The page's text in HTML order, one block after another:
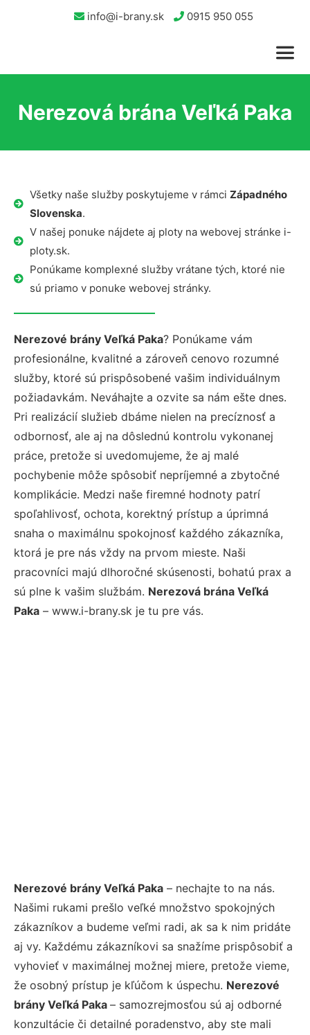
info@i-brany.sk 0915 950 055
Nerezová brána Veľká Paka
Všetky naše služby poskytujeme v rámci Západného
Slovenska.
V našej ponuke nájdete aj ploty na webovej stránke i-
ploty.sk.
Ponúkame komplexné služby vrátane tých, ktoré nie
sú priamo v ponuke webovej stránky.
Nerezové brány Veľká Paka? Ponúkame vám
profesionálne, kvalitné a zároveň cenovo rozumné
služby, ktoré sú prispôsobené vašim individuálnym
požiadavkám. Neváhajte a ozvite sa nám ešte dnes.
Pri realizácií služieb dbáme nielen na precíznosť a
odbornosť, ale aj na dôslednú kontrolu vykonanej
práce, pretože si uvedomujeme, že aj malé
pochybenie môže spôsobiť nepríjemné a zbytočné
komplikácie. Medzi naše firemné hodnoty patrí
spoľahlivosť, ochota, korektný prístup a úprimná
snaha o maximálnu spokojnosť každého zákazníka,
ktorá je pre nás vždy na prvom mieste. Naši
pracovníci majú dlhoročné skúsenosti, bohatú prax a
sú plne k vašim službám. Nerezová brána Veľká
Paka – www.i-brany.sk je tu pre vás.
Nerezové brány Veľká Paka – nechajte to na nás.
Našimi rukami prešlo veľké množstvo spokojných
zákazníkov a budeme veľmi radi, ak sa k nim pridáte
aj vy. Každému zákazníkovi sa snažíme prispôsobiť a
vyhovieť v maximálnej možnej miere, pretože vieme,
že osobný prístup je kľúčom k úspechu. Nerezové
brány Veľká Paka – samozrejmosťou sú aj odborné
konzultácie či detailné poradenstvo, aby ste mali